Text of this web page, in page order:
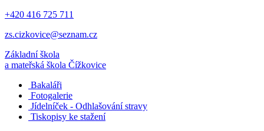
+420 416 725 711
zs.cizkovice@seznam.cz
Základní škola
a mateřská škola Čížkovice
Bakaláři
Fotogalerie
Jídelníček - Odhlašování stravy
Tiskopisy ke stažení